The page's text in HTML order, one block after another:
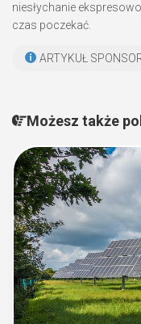
niesłychanie
czas poczekać.
ARTYKUŁ
Możesz także